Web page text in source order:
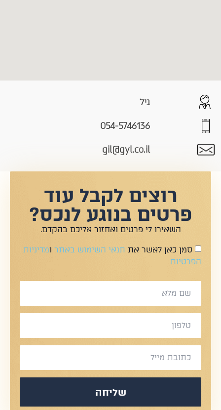
גיל
054-5746136
gil@gyl.co.il
רוצים לקבל עוד
פרטים בנוגע לנכס?
השאירו לי פרטים ואחזור אליכם בהקדם.
סמן כאן לאשר את תנאי השימוש באתר ומדיניות
הפרטיות
שליחה